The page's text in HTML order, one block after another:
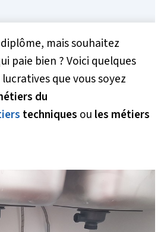
diplôme, mais souhaitez
paie bien ? Voici quelques
que vous soyez
du
techniques ou les métiers